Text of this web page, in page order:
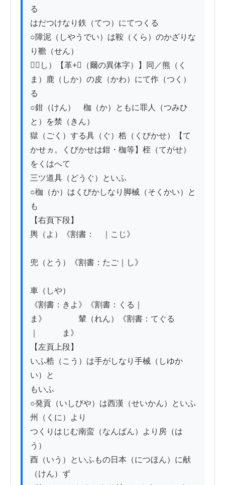
る
はだつけなり鉄（てつ）にてつくる
○障泥（しやうでい）は鞍（くら）のかざりな
り韂（せん）
𩍲（し）【革+𤕨（爾の異体字）】同／熊（く
ま）鹿（しか）の皮（かわ）にて作（つく）
る
○鉗（けん）　枷（か）ともに罪人（つみひ
と）を禁（きん）
獄（ごく）する具（ぐ）梏（くびかせ）【て
かせヵ。くびかせは鉗・枷等】桎（てがせ）
をくはへて
三ツ道具（どうぐ）といふ
○枷（か）はくびかしなり脚械（そくかい）と
も
【右頁下段】
輿（よ）《割書：　｜こじ》
兜（とう）《割書：たご｜し》
車（しや）
《割書：きよ》《割書：くる｜
ま》　　　　輦（れん）《割書：てぐる
｜　　　ま》
【左頁上段】
いふ梏（こう）は手がしなり手械（しゆか
い）と
もいふ
○発貢（いしびや）は西漢（せいかん）といふ
州（くに）より
つくりはじむ南蛮（なんばん）より房（は
う）
酉（いう）といふもの日本（につほん）に献
（けん）ず